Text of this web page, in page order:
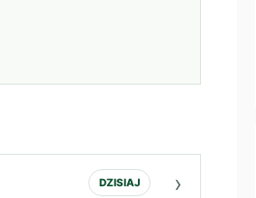
DZISIAJ ›